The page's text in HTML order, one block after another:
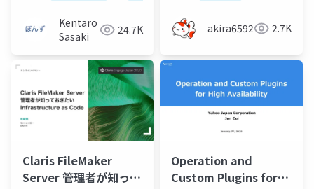
Kentaro
Sasaki
24.7K akira6592 2.7K
Claris FileMaker
Server 管理者が知って
Operation and
Custom Plugins for